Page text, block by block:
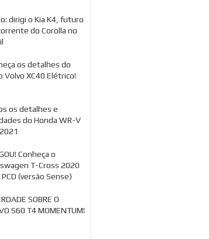
dirigi o Kia K4, futuro
do Corolla no
os detalhes do
Volvo XC40 Elétrico!
os detalhes e
do Honda WR-V
Conheça o
T-Cross 2020
(versão Sense)
SOBRE O
S60 T4 MOMENTUM!